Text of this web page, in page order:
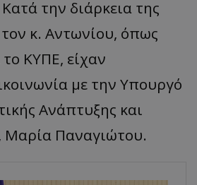
την διάρκεια της
κ. Αντωνίου, όπως
ΚΥΠΕ, είχαν
με την Υπουργό
Ανάπτυξης και
Μαρία Παναγιώτου.